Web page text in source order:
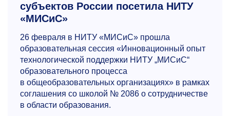
субъектов России посетила НИТУ
«МИСиС»
26 февраля в НИТУ «МИСиС» прошла
образовательная сессия «Инновационный опыт
технологической поддержки НИТУ „МИСиС“
образовательного процесса
в общеобразовательных организациях» в рамках
соглашения со школой № 2086 о сотрудничестве
в области образования.